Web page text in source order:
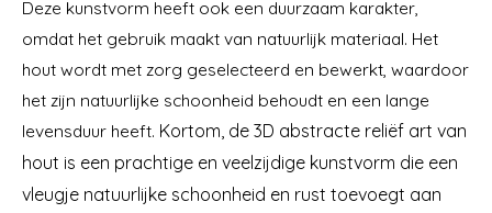
Deze kunstvorm heeft ook een duurzaam karakter,
omdat het gebruik maakt van natuurlijk materiaal. Het
hout wordt met zorg geselecteerd en bewerkt, waardoor
het zijn natuurlijke schoonheid behoudt en een lange
levensduur heeft. Kortom, de 3D abstracte reliëf art van
hout is een prachtige en veelzijdige kunstvorm die een
vleugje natuurlijke schoonheid en rust toevoegt aan